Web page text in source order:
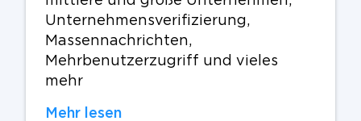
Unternehmensverifizierung,
Massennachrichten,
Mehrbenutzerzugriff und vieles
mehr
Mehr lesen